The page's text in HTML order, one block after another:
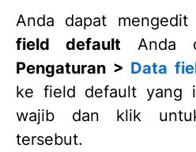
Anda dapat
field default Anda
Pengaturan > Data
ke field default yang
wajib dan klik
tersebut.